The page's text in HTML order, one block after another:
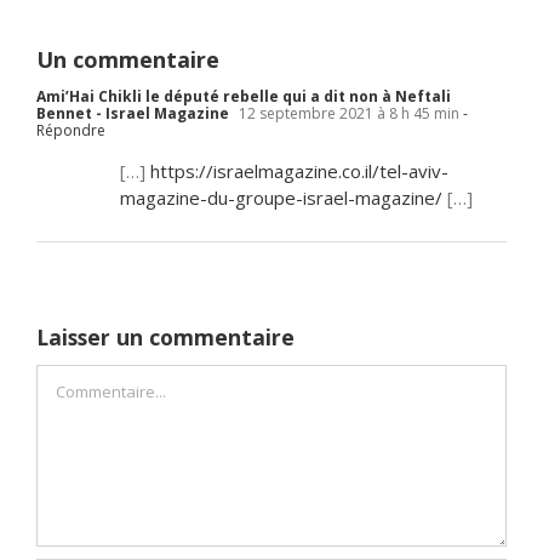
Un commentaire
Ami’Hai Chikli le député rebelle qui a dit non à Neftali
Bennet - Israel Magazine 12 septembre 2021 à 8 h 45 min -
Répondre
[…] https://israelmagazine.co.il/tel-aviv-
magazine-du-groupe-israel-magazine/ […]
Laisser un commentaire